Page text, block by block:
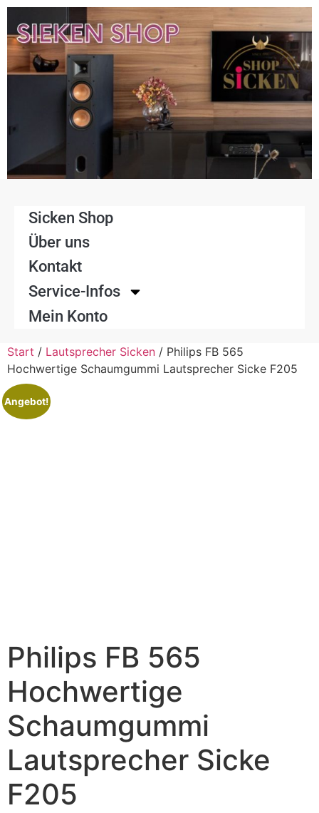
Sicken Shop
Über uns
Kontakt
Service-Infos
Mein Konto
Start / Lautsprecher Sicken / Philips FB 565
Hochwertige Schaumgummi Lautsprecher Sicke F205
Angebot!
Philips FB 565
Hochwertige
Schaumgummi
Lautsprecher Sicke
F205